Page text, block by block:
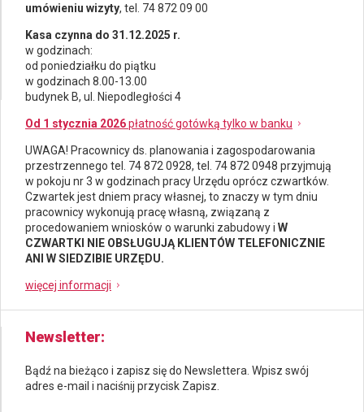
umówieniu wizyty, tel. 74 872 09 00
Kasa czynna do 31.12.2025 r.
w godzinach:
od poniedziałku do piątku
w godzinach 8.00-13.00
budynek B, ul. Niepodległości 4
Od 1 stycznia 2026płatność gotówką tylko w banku
UWAGA! Pracownicy ds. planowania i zagospodarowania
przestrzennego tel. 74 872 0928, tel. 74 872 0948 przyjmują
w pokoju nr 3 w godzinach pracy Urzędu oprócz czwartków.
Czwartek jest dniem pracy własnej, to znaczy w tym dniu
pracownicy wykonują pracę własną, związaną z
procedowaniem wniosków o warunki zabudowy i W
CZWARTKI NIE OBSŁUGUJĄ KLIENTÓW TELEFONICZNIE
ANI W SIEDZIBIE URZĘDU.
więcej informacji
Newsletter
Bądź na bieżąco i zapisz się do Newslettera. Wpisz swój
adres e-mail i naciśnij przycisk Zapisz.